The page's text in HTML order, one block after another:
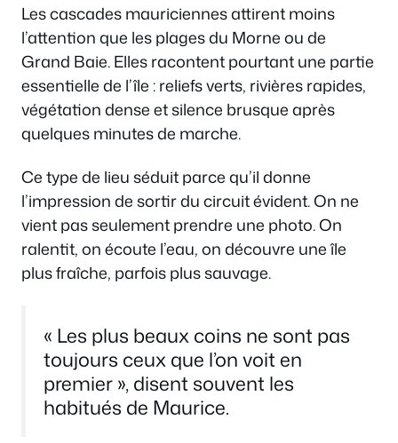
Les cascades mauriciennes attirent moins
l’attention que les plages du Morne ou de
Grand Baie. Elles racontent pourtant une partie
essentielle de l’île : reliefs verts, rivières rapides,
végétation dense et silence brusque après
quelques minutes de marche.
Ce type de lieu séduit parce qu’il donne
l’impression de sortir du circuit évident. On ne
vient pas seulement prendre une photo. On
ralentit, on écoute l’eau, on découvre une île
plus fraîche, parfois plus sauvage.
« Les plus beaux coins ne sont pas
toujours ceux que l’on voit en
premier », disent souvent les
habitués de Maurice.